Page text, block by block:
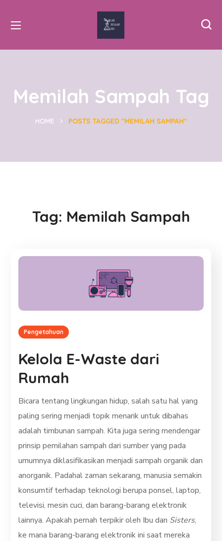
Memilah Sampah Tag
HOME POSTS TAGGED "MEMILAH SAMPAH"
Tag: Memilah Sampah
Pengetahuan
Kelola E-Waste dari
Rumah
Bicara tentang lingkungan hidup, salah satu hal yang
paling sering menjadi topik menarik untuk dibahas
adalah timbunan sampah. Kita juga sering mendengar
prinsip pemilahan sampah dari sumber yang pada
umumnya diklasifikasikan menjadi sampah organik dan
anorganik. Padahal zaman sekarang, manusia semakin
konsumtif terhadap teknologi berupa ponsel, laptop,
televisi, mesin cuci, dan barang-barang elektronik
lainnya. Apakah pernah terpikir oleh Ibu dan Sisters,
ke mana barang-barang elektronik ini saat mereka